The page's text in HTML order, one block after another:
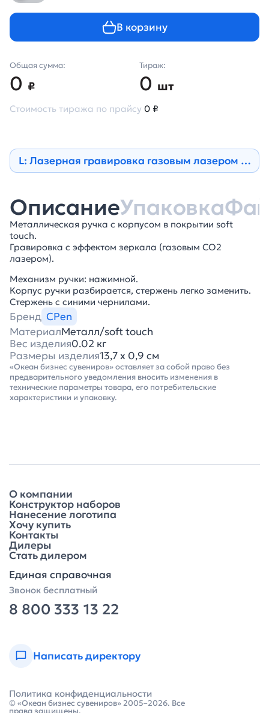
В корзину
Общая сумма:
0 ₽
Тираж:
0 шт
Стоимость тиража по прайсу 0 ₽
L: Лазерная гравировка газовым лазером на
ОписаниеУпаковка
Металлическая ручка с корпусом в покрытии soft
touch.
Гравировка с эффектом зеркала (газовым СО2
лазером).
Механизм ручки: нажимной.
Корпус ручки разбирается, стержень легко заменить.
Стержень с синими чернилами.
Бренд CPen
МатериалМеталл/soft touch
Вес изделия0.02 кг
Размеры изделия13,7 х 0,9 см
«Океан бизнес сувениров» оставляет за собой право без
предварительного уведомления вносить изменения в
технические параметры товара, его потребительские
характеристики и упаковку.
О компании
Конструктор наборов
Нанесение логотипа
Хочу купить
Контакты
Дилеры
Стать дилером
Единая справочная
Звонок бесплатный
8 800 333 13 22
Написать директору
© «Океан бизнес сувениров» 2005–2026. Все
права защищены.
Политика конфиденциальности